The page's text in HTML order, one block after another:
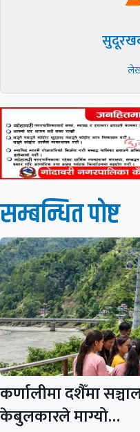
सम्बन्धित पाेष्ट
कर्णालीमा दशैँमा
केबुलकारले माग्यो…